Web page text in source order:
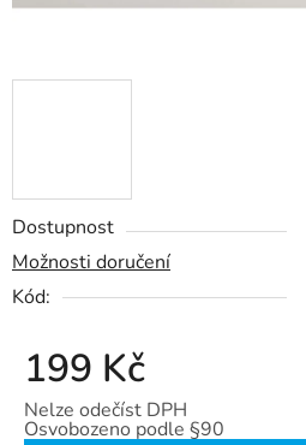
Dostupnost
Možnosti doručení
Kód:
199 Kč
Nelze odečíst DPH
Osvobozeno podle §90